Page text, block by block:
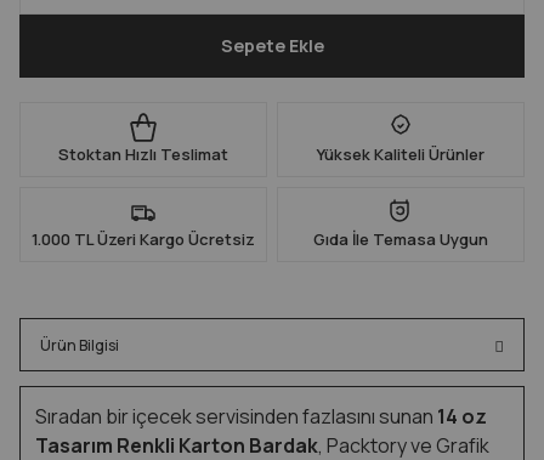
Sepete Ekle
Stoktan Hızlı Teslimat Yüksek Kaliteli Ürünler
1.000 TL Üzeri Kargo Ücretsiz Gıda İle Temasa Uygun
Ürün Bilgisi
Sıradan bir içecek servisinden fazlasını sunan 14 oz
Tasarım Renkli Karton Bardak, Packtory ve Grafik